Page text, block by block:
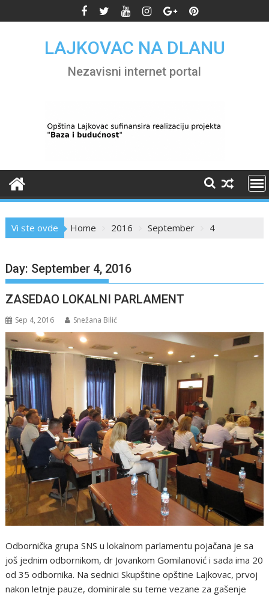
to
LAJKOVAC NA DLANU
Nezavisni internet portal
Vi ste ovde Home 2016 September 4
Day: September 4, 2016
ZASEDAO LOKALNI PARLAMENT
Sep 4, 2016 Snežana Bilić
Odbornička grupa SNS u lokalnom parlamentu pojačana je sa
još jednim odbornikom, dr Jovankom Gomilanović i sada ima 20
od 35 odbornika. Na sednici Skupštine opštine Lajkovac, prvoj
nakon letnje pauze, dominirale su teme vezane za gašenje